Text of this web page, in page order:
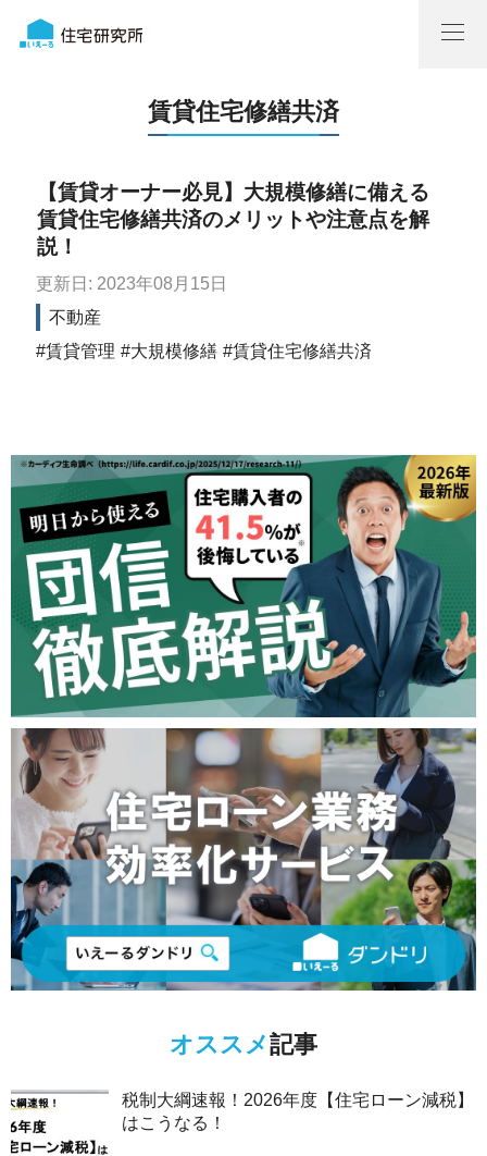
賃貸住宅修繕共済
【賃貸オーナー必見】大規模修繕に備える
賃貸住宅修繕共済のメリットや注意点を解
説！
更新日: 2023年08月15日
不動産
賃貸管理
大規模修繕 賃貸住宅修繕共済
オススメ記事
税制大綱速報！2026年度【住宅ローン減税】
はこうなる！